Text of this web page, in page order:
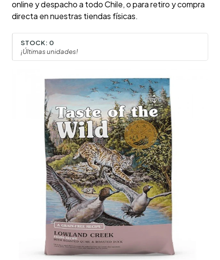
online y despacho a todo Chile, o para retiro y compra
directa en nuestras tiendas físicas.
STOCK: 0
¡Últimas unidades!